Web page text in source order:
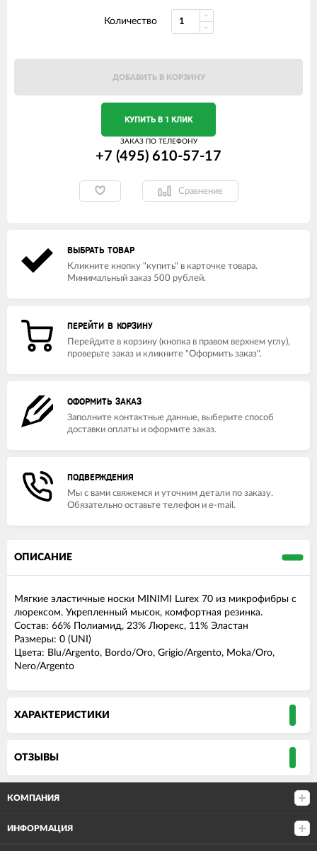
Количество
ДОБАВИТЬ В КОРЗИНУ
КУПИТЬ В 1 КЛИК
ЗАКАЗ ПО ТЕЛЕФОНУ
+7 (495) 610-57-17
Сравнение
ВЫБРАТЬ ТОВАР
Кликните кнопку "купить" в карточке товара.
Минимальный заказ 500 рублей.
ПЕРЕЙТИ В КОРЗИНУ
Перейдите в корзину (кнопка в правом верхнем углу),
проверьте заказ и кликните "Оформить заказ".
ОФОРМИТЬ ЗАКАЗ
Заполните контактные данные, выберите способ
доставки оплаты и оформите заказ.
ПОДВЕРЖДЕНИЯ
Мы с вами свяжемся и уточним детали по заказу.
Обязательно оставьте телефон и e-mail.
ОПИСАНИЕ
Мягкие эластичные носки MINIMI Lurex 70 из микрофибры с
люрексом. Укрепленный мысок, комфортная резинка.
Состав: 66% Полиамид, 23% Люрекс, 11% Эластан
Размеры: 0 (UNI)
Цвета: Blu/Argento, Bordo/Oro, Grigio/Argento, Moka/Oro,
Nero/Argento
ХАРАКТЕРИСТИКИ
ОТЗЫВЫ
КОМПАНИЯ
ИНФОРМАЦИЯ